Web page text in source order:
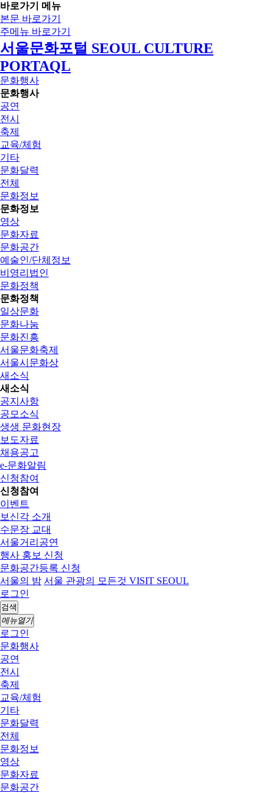
바로가기 메뉴
본문 바로가기
주메뉴 바로가기
서울문화포털 SEOUL CULTURE
PORTAQL
문화행사
문화행사
공연
전시
축제
교육/체험
기타
문화달력
전체
문화정보
문화정보
영상
문화자료
문화공간
예술인/단체정보
비영리법인
문화정책
문화정책
일상문화
문화나눔
문화진흥
서울문화축제
서울시문화상
새소식
새소식
공지사항
공모소식
생생 문화현장
보도자료
채용공고
e-문화알림
신청참여
신청참여
이벤트
보신각 소개
수문장 교대
서울거리공연
행사 홍보 신청
문화공간등록 신청
서울의 밤 서울 관광의 모든것 VISIT SEOUL
로그인
검색
메뉴열기
로그인
문화행사
공연
전시
축제
교육/체험
기타
문화달력
전체
문화정보
영상
문화자료
문화공간